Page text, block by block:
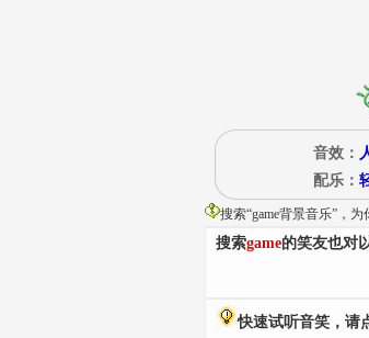
音效：
配乐：
搜索“game背景音乐”，为
搜索game的笑友也对
快速试听音笑，请